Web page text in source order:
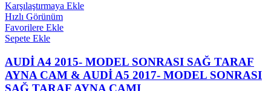
Karşılaştırmaya Ekle
Hızlı Görünüm
Favorilere Ekle
Sepete Ekle
AUDİ A4 2015- MODEL SONRASI SAĞ TARAF
AYNA CAM & AUDİ A5 2017- MODEL SONRASI
SAĞ TARAF AYNA CAMI